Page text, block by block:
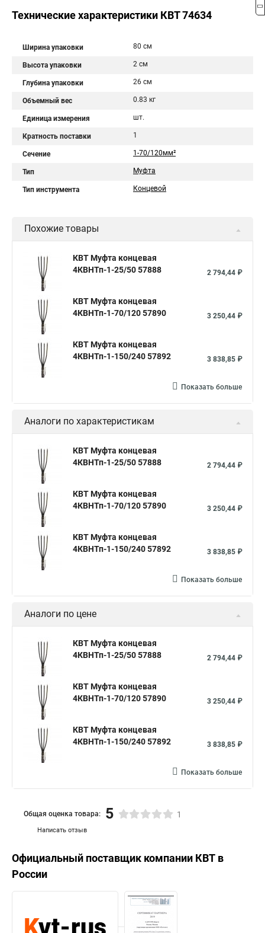
Технические характеристики КВТ 74634
Ширина упаковки 80 см
Высота упаковки 2 см
Глубина упаковки 26 см
Объемный вес 0.83 кг
Единица измерения шт.
Кратность поставки 1
Сечение 1-70/120мм²
Тип Муфта
Тип инструмента Концевой
Похожие товары
КВТ Муфта концевая
4КВНТп-1-25/50 57888
2 794,44 ₽
КВТ Муфта концевая
4КВНТп-1-70/120 57890
3 250,44 ₽
КВТ Муфта концевая
4КВНТп-1-150/240 57892
3 838,85 ₽
Показать больше
Аналоги по характеристикам
КВТ Муфта концевая
4КВНТп-1-25/50 57888
2 794,44 ₽
КВТ Муфта концевая
4КВНТп-1-70/120 57890
3 250,44 ₽
КВТ Муфта концевая
4КВНТп-1-150/240 57892
3 838,85 ₽
Показать больше
Аналоги по цене
КВТ Муфта концевая
4КВНТп-1-25/50 57888
2 794,44 ₽
КВТ Муфта концевая
4КВНТп-1-70/120 57890
3 250,44 ₽
КВТ Муфта концевая
4КВНТп-1-150/240 57892
3 838,85 ₽
Показать больше
Написать отзыв
Общая оценка товара: 5 1
Официальный поставщик компании КВТ в
России